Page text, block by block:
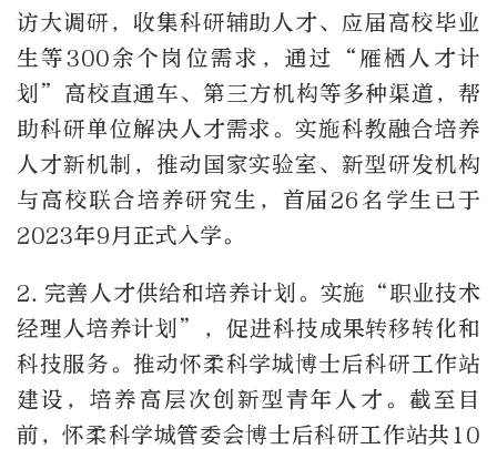
访大调研，收集科研辅助人才、应届高校毕业
生等300余个岗位需求，通过“雁栖人才计
划”高校直通车、第三方机构等多种渠道，帮
助科研单位解决人才需求。实施科教融合培养
人才新机制，推动国家实验室、新型研发机构
与高校联合培养研究生，首届 26名学生已于
2023年9 月正式入学。
2. 完善人才供给和培养计划。实施“职业技术
经理人培养计划”，促进科技成果转移转化和
科技服务。推动怀柔科学城博士后科研工作站
建设，培养高层次创新型青年人才。截至目
前，怀柔科学城管委会博士后科研工作站共 10